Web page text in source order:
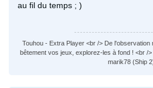
au fil du temps ; )
Touhou - Extra Player <br /> De
bêtement vos jeux, explorez-les à fond ! <br /
marik78 (Ship